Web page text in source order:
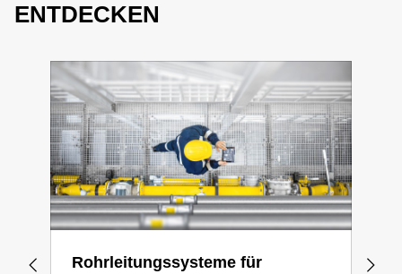
ENTDECKEN
Rohrleitungssysteme für